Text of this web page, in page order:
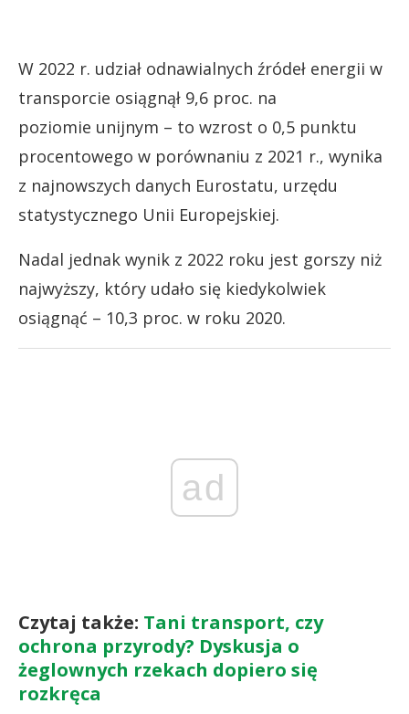
W 2022 r. udział odnawialnych źródeł energii w
transporcie osiągnął 9,6 proc. na
poziomie unijnym – to wzrost o 0,5 punktu
procentowego w porównaniu z 2021 r., wynika
z najnowszych danych Eurostatu, urzędu
statystycznego Unii Europejskiej.
Nadal jednak wynik z 2022 roku jest gorszy niż
najwyższy, który udało się kiedykolwiek
osiągnąć – 10,3 proc. w roku 2020.
ad
Czytaj także: Tani transport, czy
ochrona przyrody? Dyskusja o
żeglownych rzekach dopiero się
rozkręca